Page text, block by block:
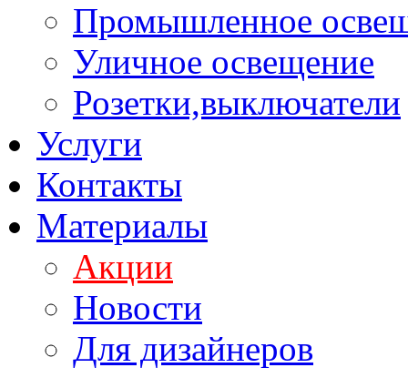
Промышленное
Уличное освещение
Розетки,выключатели
Услуги
Контакты
Материалы
Акции
Новости
Для дизайнеров